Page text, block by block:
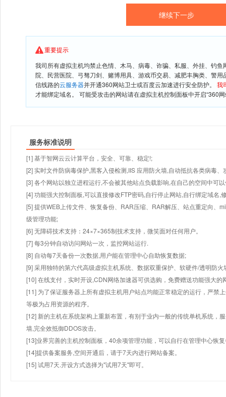
重要提示
我司所有虚拟主机均禁止色情、木马、病毒、诈骗、私服、外挂、钓
院、民营医院、弓驽刀剑、赌博用具、游戏币交易、减肥丰胸类、警
信线路的云服务器并开通360网站卫士或百度云加速进行安全防护。 我
才能绑定域名。 可能受攻击的网站请在虚拟主机控制面板中开启“360
服务标准说明
[1] 基于智网云云计算平台，安全、可靠、稳定!;
[2] 实时文件防病毒保护,黑客入侵检测,IIS 应用防火墙,自动抵抗各类病毒、
[3] 各个网站以独立进程运行,不会被其他站点负载影响,在自己的空间中可
[4] 功能强大控制面板,可以直接修改FTP密码,自行停止网站,自行绑定域名,
[5] 提供WEB上传文件、恢复备份、RAR压缩、RAR解压、站点重定向、
级管理功能;
[6] 无障碍技术支持：24×7×365制技术支持，微笑面对任何用户。
[7] 每3分钟自动访问网站一次，监控网站运行.
[8] 自动每7天备份一次数据,用户能在管理中心自助恢复数据;
[9] 采用独特的第六代高级虚拟主机系统、数据双重保护、软硬件/透明防火
[10] 在线支付，实时开设,CDN网络加速器可供选购，免费赠送功能强大
[11] 为了保证服务器上所有虚拟主机用户站点均能正常稳定的运行，严禁
等极为占用资源的程序。
[12] 新的主机在系统架构上重新布置，有别于业内一般的传统单机系统，
墙,完全效抵御DDOS攻击。
[13]业界完善的主机控制面板，40余项管理功能，可以自行在管理中心恢
[14]提供备案服务,空间开通后，请于7天内进行网站备案。
[15] 试用7天.开设方式选择为"试用7天"即可。